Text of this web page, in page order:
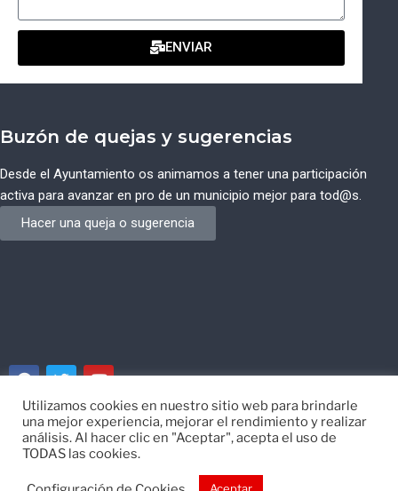
ENVIAR
Buzón de quejas y sugerencias
Desde el Ayuntamiento os animamos a tener una participación
activa para avanzar en pro de un municipio mejor para tod@s.
Hacer una queja o sugerencia
© Ayuntamiento de Campos del Río de Murcia
Utilizamos cookies en nuestro sitio web para brindarle
una mejor experiencia, mejorar el rendimiento y realizar
análisis. Al hacer clic en "Aceptar", acepta el uso de
TODAS las cookies.